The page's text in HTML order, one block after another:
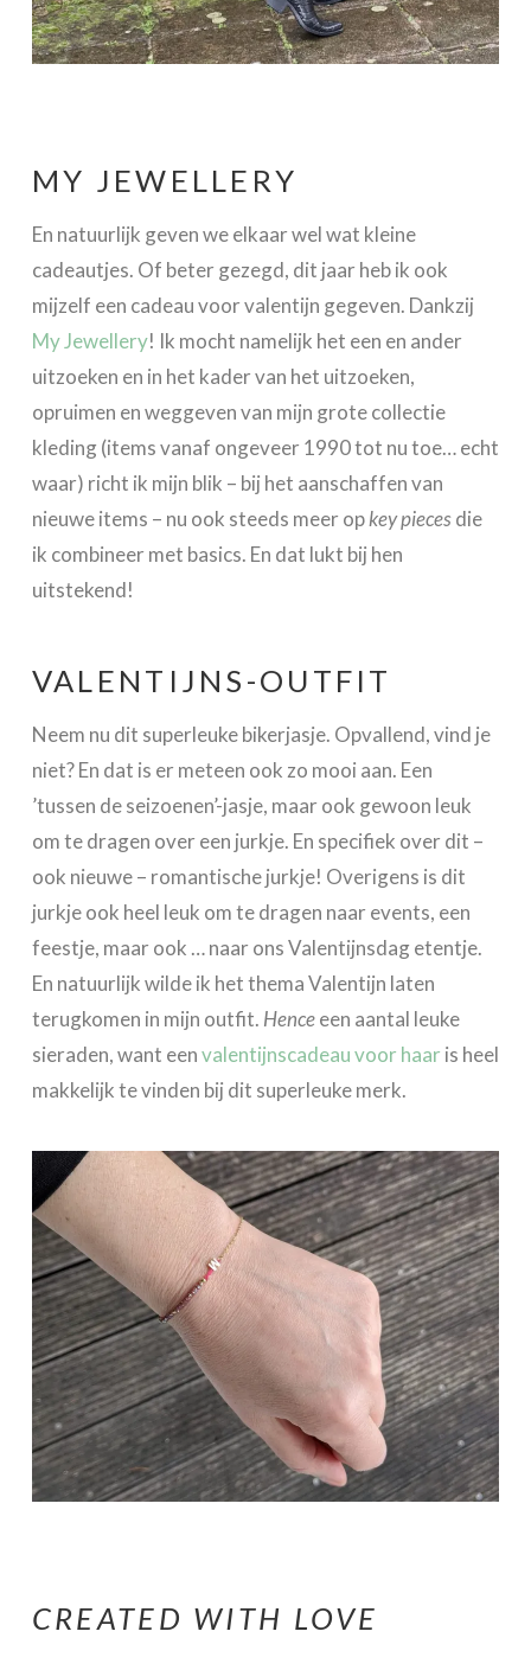
MY JEWELLERY
En natuurlijk geven we elkaar wel wat kleine
cadeautjes. Of beter gezegd, dit jaar heb ik ook
mijzelf een cadeau voor valentijn gegeven. Dankzij
My Jewellery! Ik mocht namelijk het een en ander
uitzoeken en in het kader van het uitzoeken,
opruimen en weggeven van mijn grote collectie
kleding (items vanaf ongeveer 1990 tot nu toe… echt
waar) richt ik mijn blik – bij het aanschaffen van
nieuwe items – nu ook steeds meer opkey piecesdie
ik combineer met basics. En dat lukt bij hen
uitstekend!
VALENTIJNS-OUTFIT
Neem nu dit superleuke bikerjasje. Opvallend, vind je
niet? En dat is er meteen ook zo mooi aan. Een
’tussen de seizoenen’-jasje, maar ook gewoon leuk
om te dragen over een jurkje. En specifiek over dit –
ook nieuwe – romantische jurkje! Overigens is dit
jurkje ook heel leuk om te dragen naar events, een
feestje, maar ook … naar ons Valentijnsdag etentje.
En natuurlijk wilde ik het thema Valentijn laten
terugkomen in mijn outfit. Henceeen aantal leuke
sieraden, want eenvalentijnscadeau voor haar is heel
makkelijk te vinden bij dit superleuke merk.
CREATED WITH LOVE